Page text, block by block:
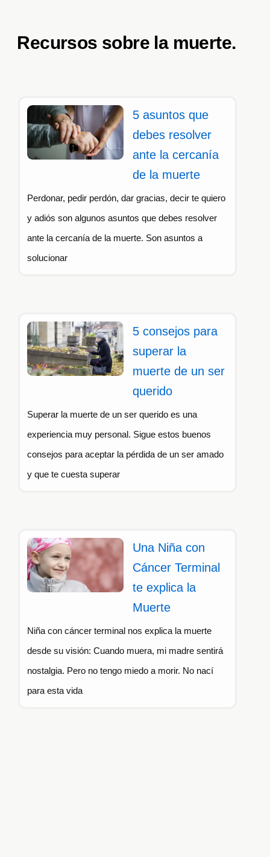
Recursos sobre la muerte.
5 asuntos que
debes resolver
ante la cercanía
de la muerte
Perdonar, pedir perdón, dar gracias, decir te quiero
y adiós son algunos asuntos que debes resolver
ante la cercanía de la muerte. Son asuntos a
solucionar
5 consejos para
superar la
muerte de un ser
querido
Superar la muerte de un ser querido es una
experiencia muy personal. Sigue estos buenos
consejos para aceptar la pérdida de un ser amado
y que te cuesta superar
Una Niña con
Cáncer Terminal
te explica la
Muerte
Niña con cáncer terminal nos explica la muerte
desde su visión: Cuando muera, mi madre sentirá
nostalgia. Pero no tengo miedo a morir. No nací
para esta vida